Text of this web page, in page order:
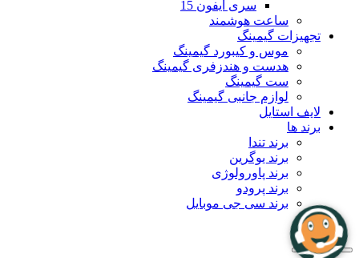
سری آیفون 15
ساعت هوشمند
تجهیزات گیمینگ
موس و کیبورد گیمینگ
هدست و هندزفری گیمینگ
ست گیمینگ
لوازم جانبی گیمینگ
لایف استایل
برند ها
برند تندا
برند یوگرین
برند پاورولوژی
برند پرودو
برند سی جی موبایل
بلاگ